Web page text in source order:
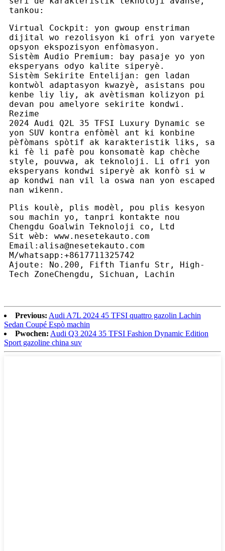
tankou:
Virtual Cockpit: yon gwoup enstriman
dijital wo rezolisyon ki ofri yon varyete
opsyon ekspozisyon enfòmasyon.
Sistèm Audio Premium: bay pasaje yo yon
eksperyans odyo kalite siperyè.
Sistèm Sekirite Entelijan: gen ladan
kontwòl adaptasyon kwazyè, asistans pou
kenbe liy liy, ak avètisman kolizyon pi
devan pou amelyore sekirite kondwi.
Rezime
2024 Audi Q2L 35 TFSI Luxury Dynamic se
yon SUV kontra enfòmèl ant ki konbine
pèfòmans spòtif ak karakteristik liks, sa
ki fè li pafè pou konsomatè kap chèche
style, pouvwa, ak teknoloji. Li ofri yon
eksperyans kondwi siperyè ak konfò si w
ap kondwi nan vil la oswa nan yon escaped
nan wikenn.
Plis koulè, plis modèl, pou plis kesyon
sou machin yo, tanpri kontakte nou
Chengdu Goalwin Teknoloji co, Ltd
Sit wèb: www.nesetekauto.com
Email:alisa@nesetekauto.com
M/whatsapp:+8617711325742
Ajoute: No.200, Fifth Tianfu Str, High-
Tech ZoneChengdu, Sichuan, Lachin
Previous: Audi A7L 2024 45 TFSI quattro gazolin Lachin
Sedan Coupé Espò machin
Pwochen: Audi Q3 2024 35 TFSI Fashion Dynamic Edition
Sport gazoline china suv